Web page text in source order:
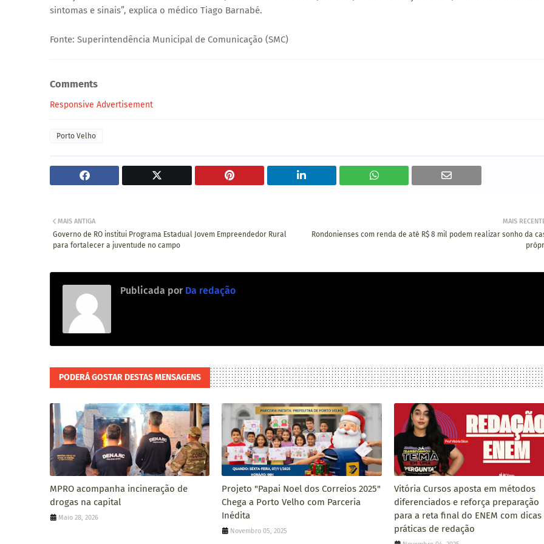
sintomas e sinais”, explica o médico Tiago Barnabé.
Fonte: Superintendência Municipal de Comunicação (SMC)
Comments
Responsive Advertisement
Porto Velho
MAIS
Rondonienses com renda de até R$ 8 mil podem realizar sonho da
MAIS ANTIGA
Governo de RO institui Programa Estadual Jovem Empreendedor Rural
para fortalecer a juventude no campo
Publicada por Da redação
PODERÁ GOSTAR DESTAS MENSAGENS
MPRO acompanha incineração de
drogas na capital
Maio 28, 2026
Projeto "Papai Noel dos Correios 2025"
Chega a Porto Velho com Parceria
Inédita
Novembro 05, 2025
Vitória Cursos aposta em métodos
diferenciados e reforça preparação
para a reta final do ENEM com dicas
práticas de redação